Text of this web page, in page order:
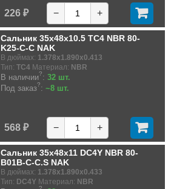
226 ₽ − +
Сальник 35x48x10.5 TC4 NBR 80-
K25-C-C NAK
В дюймах: 1.378x1.890x0.413
Тип: TC4 Материал: NBR
В наличии?: 32 шт.
Под заказ?: ~8 шт.
568 ₽ − +
Сальник 35x48x11 DC4Y NBR 80-
B01B-C-C.S NAK
В дюймах: 1.378x1.890x0.433
Тип: DC4Y Материал: NBR